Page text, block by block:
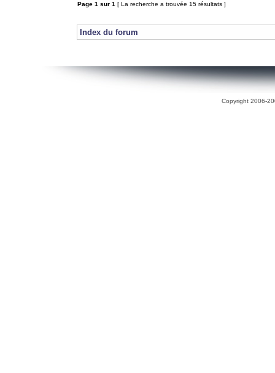
Page 1 sur 1 [ La recherche a trouvée 15 résultats ]
Index du forum
Copyright 2006-